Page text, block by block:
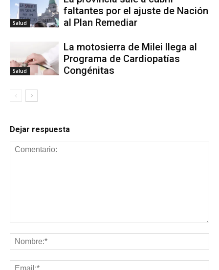
Salud
faltantes por el ajuste de Nación
al Plan Remediar
Salud
La motosierra de Milei llega al
Programa de Cardiopatías
Congénitas
Dejar respuesta